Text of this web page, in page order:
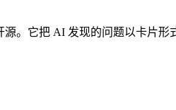
。它把 AI 发现的问题以卡片